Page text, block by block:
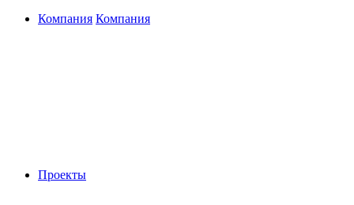
Компания Компания
Проекты